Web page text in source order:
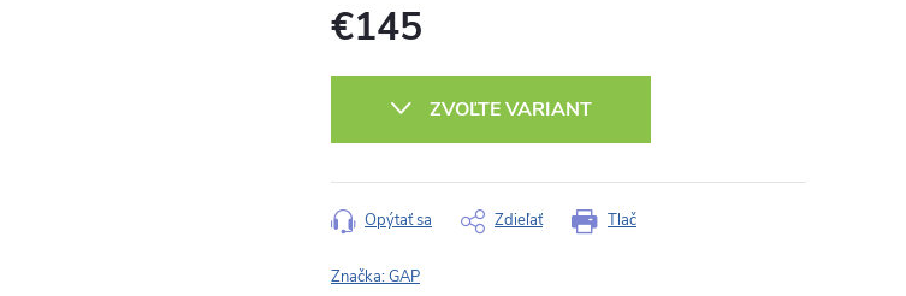
€145
ZVOĽTE VARIANT
Tlač
Opýtať sa Zdieľať
Značka:GAP